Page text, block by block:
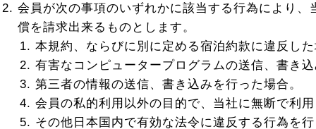
会員が次の事項のいずれかに該当する行為により
償を請求出来るものとします。
本規約、ならびに別に定める宿泊約款に違反し
有害なコンピュータープログラムの送信、書き
第三者の情報の送信、書き込みを行った場合。
会員の私的利用以外の目的で、当社に無断で利
その他日本国内で有効な法令に違反する行為を